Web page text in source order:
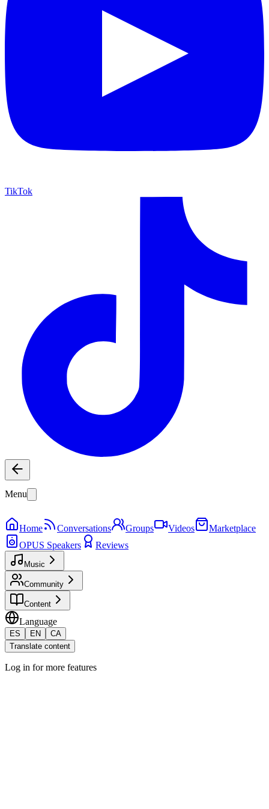
TikTok
Menu
Home Conversations Groups Videos
Marketplace
OPUS Speakers
Reviews
Music
Community
Content
Language
ES EN
CA
Translate content
Log in for more features